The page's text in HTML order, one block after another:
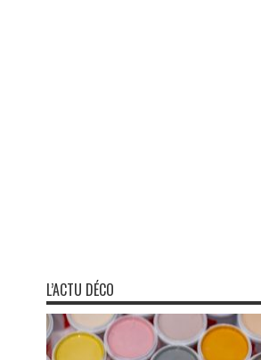
L’ACTU DÉCO